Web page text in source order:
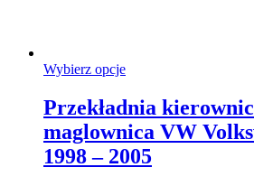
Wybierz opcjeTen
ma
wiele
wariantów.
Opcje
można
Przekładnia
maglownica VW
1998 – 2005